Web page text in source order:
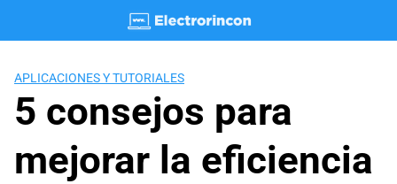
APLICACIONES Y TUTORIALES
5 consejos para
mejorar la eficiencia